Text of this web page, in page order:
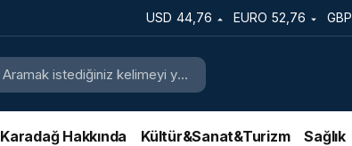
USD 44,76 EURO 52,76 GBP
Karadağ Hakkında Kültür&Sanat&Turizm Sağlık